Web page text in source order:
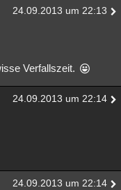
24.09.2013 um 22:13
Verfallszeit.
24.09.2013 um 22:14
24.09.2013 um 22:14